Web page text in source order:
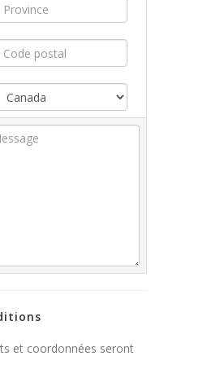
et coordonnées seront